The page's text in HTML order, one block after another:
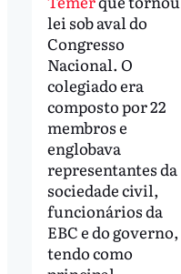
lei sob aval do
Congresso
Nacional. O
colegiado era
composto por 22
membros e
englobava
representantes da
sociedade civil,
funcionários da
EBC e do governo,
tendo como